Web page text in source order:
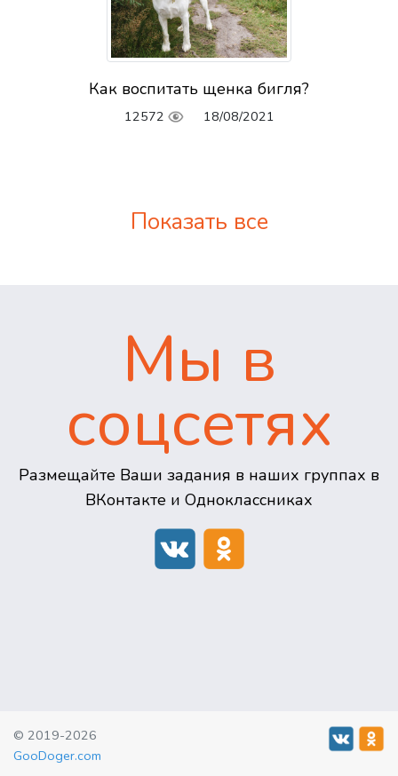
Как воспитать щенка бигля?
12572 18/08/2021
Показать все
Мы в
соцсетях
Размещайте Ваши задания в наших группах в
ВКонтакте и Одноклассниках
© 2019-2026
GooDoger.com